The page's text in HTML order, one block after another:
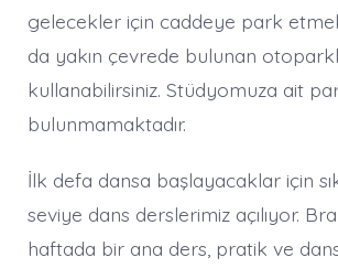
gelecekler için caddeye park
da yakın çevrede bulunan
kullanabilirsiniz. Stüdyomuza ait
bulunmamaktadır.
İlk defa dansa başlayacaklar için
seviye dans derslerimiz açılıyor.
haftada bir ana ders, pratik ve